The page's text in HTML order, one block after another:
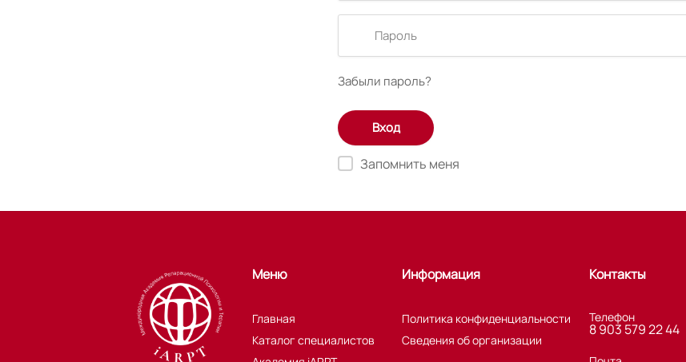
Забыли пароль?
Запомнить меня
Меню
Главная
Каталог специалистов
Информация
Политика конфиденциальности
Сведения об организации
Контакты
Телефон
8 903 579 22 44